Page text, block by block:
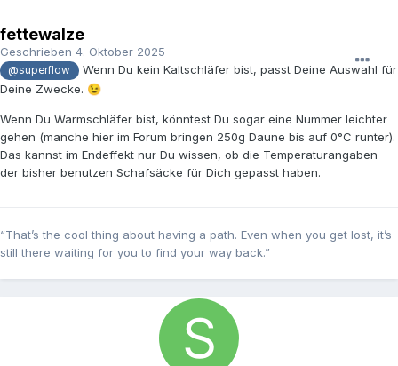
fettewalze
Geschrieben 4. Oktober 2025
@superflow
Wenn Du kein Kaltschläfer bist, passt Deine Auswahl für
Deine Zwecke. 😉
Wenn Du Warmschläfer bist, könntest Du sogar eine Nummer leichter
gehen (manche hier im Forum bringen 250g Daune bis auf 0°C runter).
Das kannst im Endeffekt nur Du wissen, ob die Temperaturangaben
der bisher benutzen Schafsäcke für Dich gepasst haben.
“That’s the cool thing about having a path. Even when you get lost, it’s
still there waiting for you to find your way back.”